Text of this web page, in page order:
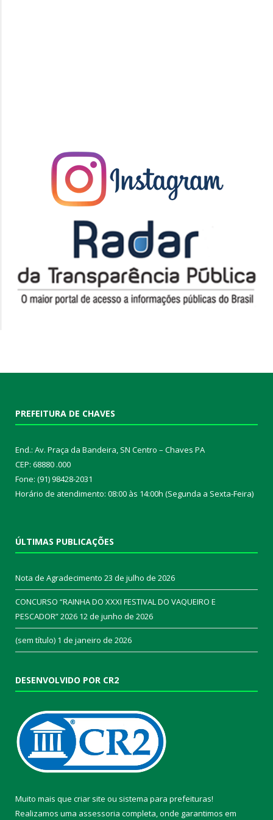
PREFEITURA DE CHAVES
End.: Av. Praça da Bandeira, SN Centro – Chaves PA
CEP: 68880 .000
Fone: (91) 98428-2031
Horário de atendimento: 08:00 às 14:00h (Segunda a Sexta-Feira)
ÚLTIMAS PUBLICAÇÕES
Nota de Agradecimento 23 de julho de 2026
CONCURSO “RAINHA DO XXXI FESTIVAL DO VAQUEIRO E
PESCADOR” 2026 12 de junho de 2026
(sem título) 1 de janeiro de 2026
DESENVOLVIDO POR CR2
Muito mais que criar site ou sistema para prefeituras!
Realizamos uma assessoria completa, onde garantimos em